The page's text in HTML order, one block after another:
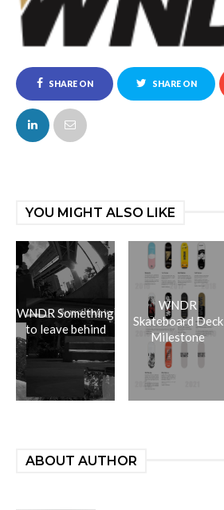
SHARE ON
FACEBOOK
SHARE ON
YOU MIGHT ALSO LIKE
WNDR Something
to leave behind
WNDR
Skateboard Deck
Milestone
ABOUT AUTHOR